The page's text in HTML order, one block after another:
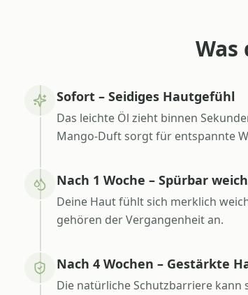
Sofort – Seidiges Hautgefühl
Das leichte Öl zieht binnen
Mango-Duft sorgt für entspannte
Nach 1 Woche – Spürbar
Deine Haut fühlt sich merklich
gehören der Vergangenheit an.
Nach 4 Wochen – Gestärkte
Die natürliche Schutzbarriere kann